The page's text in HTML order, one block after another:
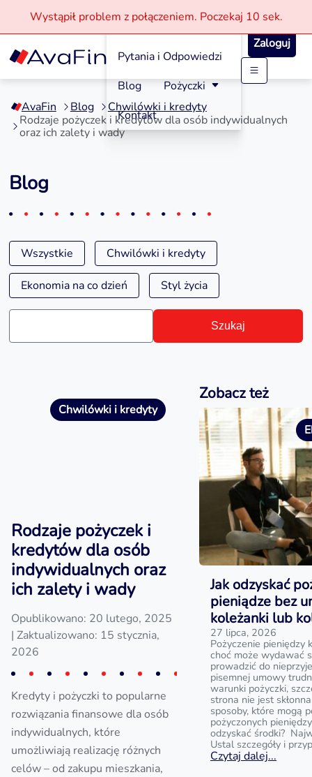
Przejdź
treści
Wystąpił problem z połączeniem. Poczekaj 10 sek.
Jak aplikować?
Pytania i Odpowiedzi
Blog
Pożyczki
Kontakt
Zaloguj
AvaFin Blog
Chwilówki i kredyty
Rodzaje pożyczek i kredytów dla osób indywidualnych
oraz ich zalety i wady
Blog
Wszystkie Chwilówki i kredyty
Ekonomia na co dzień Styl życia
Szukaj
Chwilówki i kredyty
Rodzaje pożyczek i
kredytów dla osób
indywidualnych oraz
ich zalety i wady
Opublikowano: 20 lutego, 2025
| Zaktualizowano: 15 stycznia,
2026
Kredyty i pożyczki to popularne
rozwiązania finansowe dla osób
indywidualnych, które
umożliwiają realizację różnych
celów – od zakupu mieszkania,
Zobacz też
Jak odzyskać
pieniądze bez
koleżanki lub
27 lipca, 2026
Pożyczenie pieniędzy
choć może wydawać
prowadzić do
pisemnej umowy
warunki pożyczki,
strona nie jest
sposoby, które mogą
pożyczonych
odzyskać środki?
Ustal szczegóły i
Czytaj dalej...